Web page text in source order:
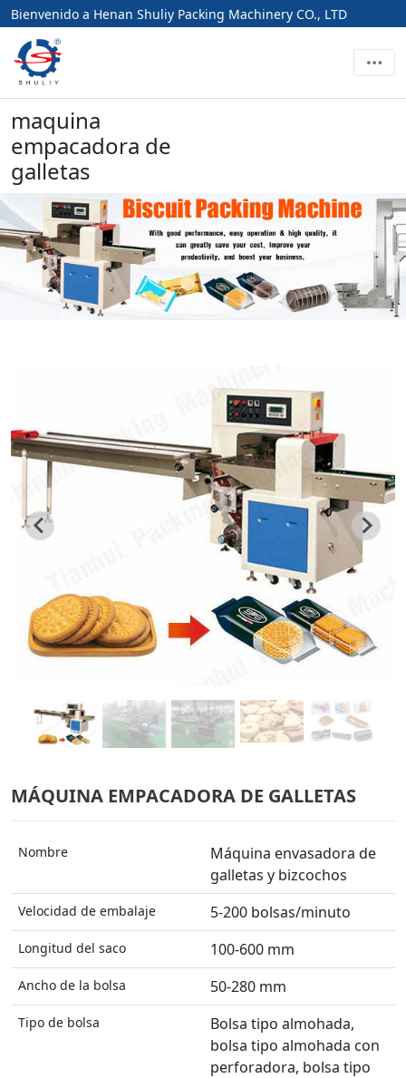
Bienvenido a Henan Shuliy Packing Machinery CO., LTD
maquina
empacadora de
galletas
MÁQUINA EMPACADORA DE GALLETAS
Nombre
Máquina envasadora de
galletas y bizcochos
Velocidad de embalaje 5-200 bolsas/minuto
Longitud del saco 100-600 mm
Ancho de la bolsa 50-280 mm
Tipo de bolsa
Bolsa tipo almohada,
bolsa tipo almohada con
perforadora, bolsa tipo